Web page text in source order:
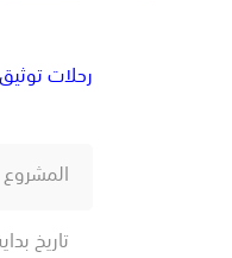
رحلات
المشروع
تاريخ